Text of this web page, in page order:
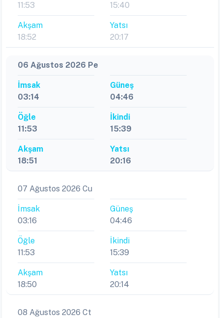
11:53
15:40
Akşam
18:52
Yatsı
20:17
06 Ağustos 2026 Pe
İmsak
03:14
Güneş
04:46
Öğle
11:53
İkindi
15:39
Akşam
18:51
Yatsı
20:16
07 Ağustos 2026 Cu
İmsak
03:16
Güneş
04:46
Öğle
11:53
İkindi
15:39
Akşam
18:50
Yatsı
20:14
08 Ağustos 2026 Ct